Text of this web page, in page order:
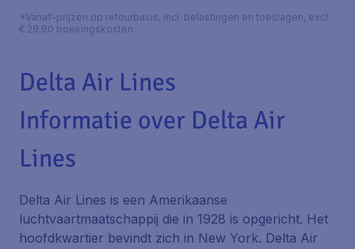
*Vanaf-prijzen op retourbasis, incl. belastingen en toeslagen, excl.
€ 29,90 boekingskosten.
Delta Air Lines
Informatie over Delta Air
Lines
Delta Air Lines is een Amerikaanse
luchtvaartmaatschappij die in 1928 is opgericht. Het
hoofdkwartier bevindt zich in New York. Delta Air